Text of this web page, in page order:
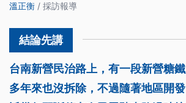
溫正衡 / 採訪報導
台南新營民治路上，有一段新營糖
多年來也沒拆除，不過隨著地區開